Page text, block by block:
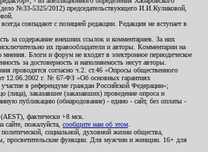
№33-5325/2012) председательствующего И.И.Куликовой,
совпадают с позицией редакции. Редакция не вступает в
за содержание внешних ссылок и комментариев. За них
их правообладатели и авторы. Комментарии на
Блоги и форум не входят в электронное периодическое
за достоверность и наполняемость несут авторы.
проводятся согласно ч.2. ст.46 «Опросы общественного
12.06.2002 г. № 67-ФЗ «Об основных гарантиях
в референдуме граждан Российской Федерации»;
(лица), заказавшее (заказавших) проведение опроса и
публикацию (обнародование) - едино - сайт, без оплаты -
фактически +8 мск.
пожалуйста, сообщите нам об этом
социальной, духовной жизни общества,
просветительские функции. Для мужчин и женщин. 16+ для